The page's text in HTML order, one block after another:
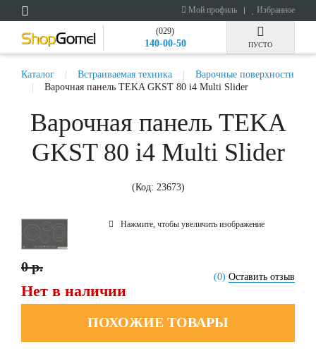
Мой профиль Избранное
(029)
140-00-50 ПУСТО
Каталог Встраиваемая техника
Варочные поверхности
Варочная панель TEKA GKST 80 i4 Multi Slider
Варочная панель TEKA
GKST 80 i4 Multi Slider
(Код: 23673)
Нажмите, чтобы увеличить изображение
(0) Оставить отзыв
0 р.
Нет в наличии
ПОХОЖИЕ ТОВАРЫ